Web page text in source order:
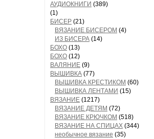
АУДИОКНИГИ (389)
(1)
БИСЕР (21)
ВЯЗАНИЕ БИСЕРОМ (4)
ИЗ БИСЕРА (14)
БОХО (13)
БОХО (12)
ВАЛЯНИЕ (9)
ВЫШИВКА (77)
ВЫШИВКА КРЕСТИКОМ (60)
ВЫШИВКА ЛЕНТАМИ (15)
ВЯЗАНИЕ (1217)
ВЯЗАНИЕ ДЕТЯМ (72)
ВЯЗАНИЕ КРЮЧКОМ (518)
ВЯЗАНИЕ НА СПИЦАХ (344)
необычное вязание (35)